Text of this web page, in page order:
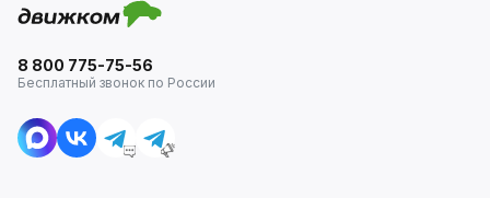
8 800 775-75-56
Бесплатный звонок по России